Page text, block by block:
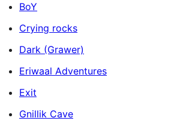
BoY
Crying rocks
Dark (Grawer)
Eriwaal Adventures
Exit
Gnillik Cave